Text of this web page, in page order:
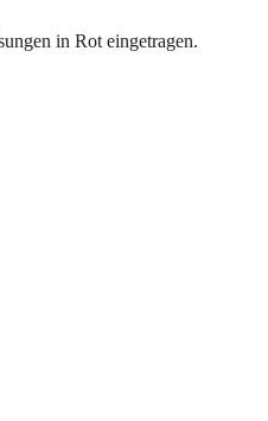
in Rot eingetragen.